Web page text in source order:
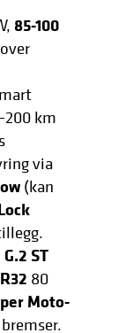
85-100
km
via
(kan
ST
80
Moto-